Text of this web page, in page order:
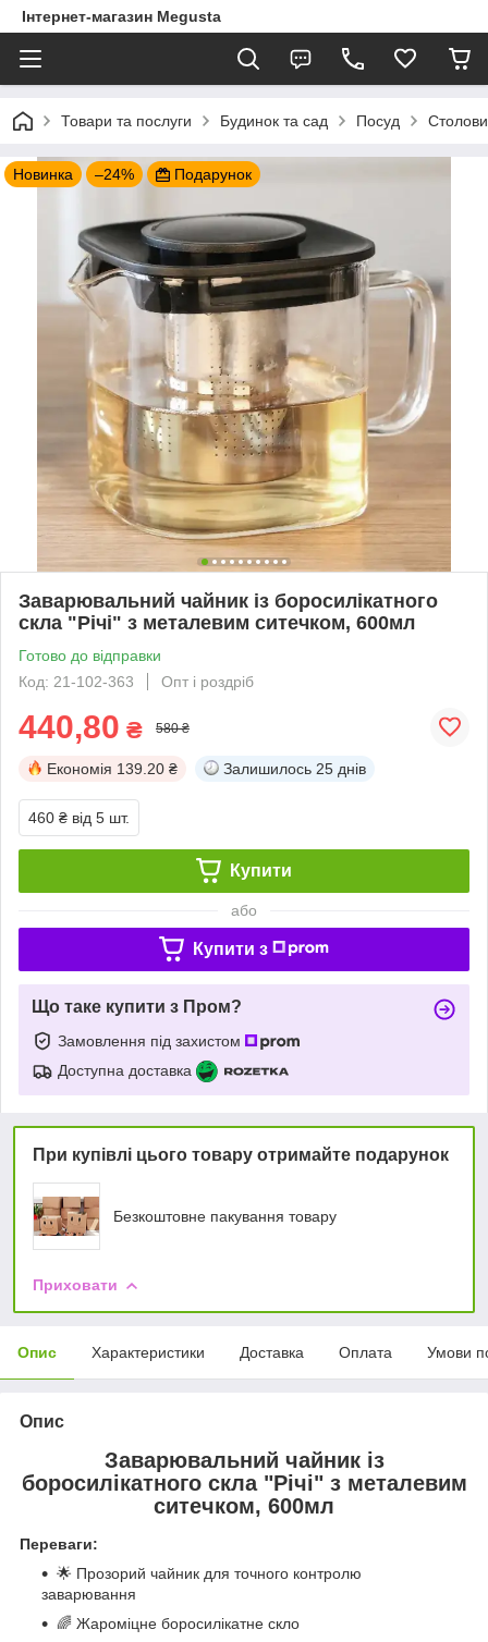
Інтернет-магазин Megusta
Товари та послуги Будинок та сад Посуд
Новинка –24% Подарунок
Заварювальний чайник із боросилікатного
скла "Річі" з металевим ситечком, 600мл
Готово до відправки
Код: 21-102-363
Опт і роздріб
440,80 ₴ 580 ₴
Економія 139.20 ₴ Залишилось 25 днів
460 ₴ від 5 шт.
Купити
або
Купити з
Що таке купити з Пром?
Замовлення під захистом
Доступна доставка
При купівлі цього товару отримайте подарунок
Безкоштовне пакування товару
Приховати
Опис Характеристики Доставка Оплата Умови
Опис
Заварювальний чайник із
боросилікатного скла "Річі" з металевим
ситечком, 600мл
Переваги:
🌟 Прозорий чайник для точного контролю
заварювання
🌈 Жароміцне боросилікатне скло